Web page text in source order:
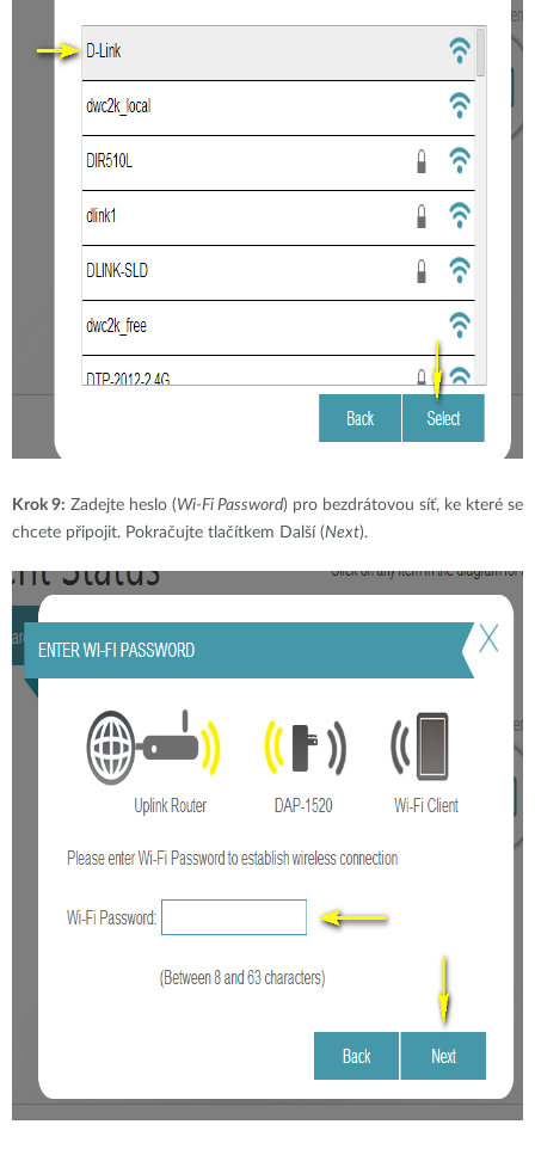
Krok 9: Zadejte heslo (Wi-Fi Password) pro bezdrátovou síť, ke které se
chcete připojit. Pokračujte tlačítkem Další (Next).